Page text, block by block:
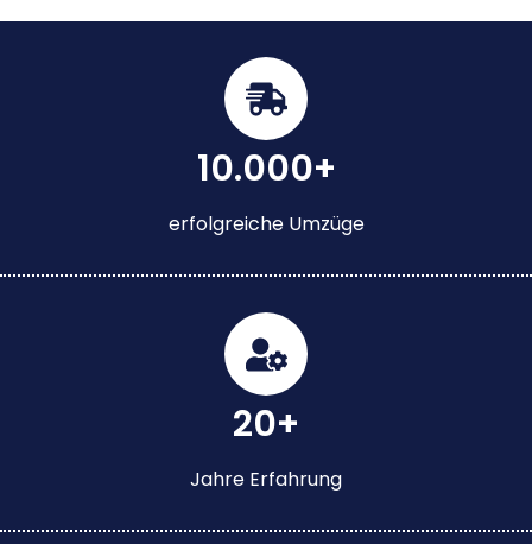
10.000+
erfolgreiche Umzüge
20+
Jahre Erfahrung